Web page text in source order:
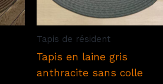
Tapis de résident
Tapis en laine gris
anthracite sans colle